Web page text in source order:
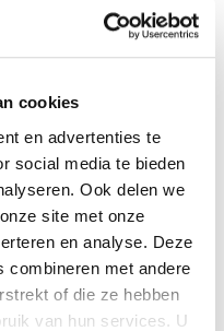
cookies
en advertenties te
social media te bieden
Ook delen we
site met onze
en analyse. Deze
combineren met andere
of die ze hebben
van hun services. U
Griekse pita
10 st